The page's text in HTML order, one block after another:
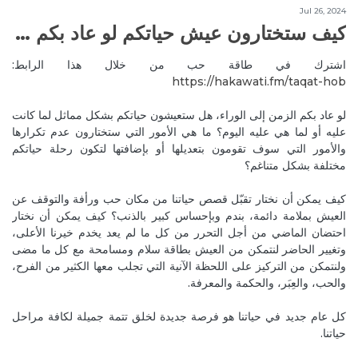
Reply
RenevaH May 16, 2020
This is really great! Will try to work on myself 🙏♥️
Reply
MireilleeH May 16, 2020
Choose that and let us know soon how things were
manifested in your reality 😊 All the best ✨
ElianaL May 17, 2020
I will practise it with my work❤️
كيف نحقق ما نتمنّاه في حياتنا Reply
Very useful mireille. Thank you . Love you so much ♥️
Jul 26, 2024
كيف ستختارون عيش حياتكم لو عاد بكم الزمن إلى الوراء؟
اشترك في طاقة حب من خلال هذا الرابط:
https://hakawati.fm/taqat-hob‬
لو عاد بكم الزمن إلى الوراء، هل ستعيشون حياتكم بشكل مماثل لما كانت
عليه أو لما هي عليه اليوم؟ ما هي الأمور التي ستختارون عدم تكرارها
والأمور التي سوف تقومون بتعديلها أو بإضافتها لتكون رحلة حياتكم
مختلفة بشكل متناغم؟
كيف يمكن أن نختار تقبّل قصص حياتنا من مكان حب ورأفة والتوقف عن
العيش بملامة دائمة، بندم وبإحساس كبير بالذنب؟ كيف يمكن أن نختار
احتضان الماضي من أجل التحرر من كل ما لم يعد يخدم خيرنا الأعلى،
وتغيير الحاضر لنتمكن من العيش بطاقة سلام ومسامحة مع كل ما مضى
ولنتمكن من التركيز على اللحظة الآنية التي تجلب معها الكثير من الفرح،
والحب، والعِبَر، والحكمة والمعرفة.
كل عام جديد في حياتنا هو فرصة جديدة لخلق تتمة جميلة لكافة مراحل
حياتنا.